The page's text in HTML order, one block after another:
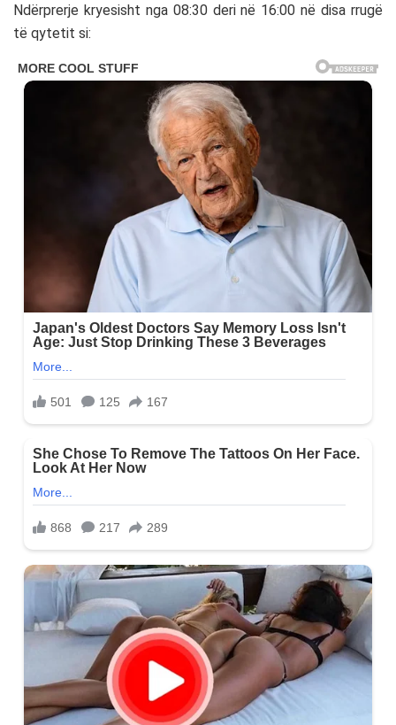
Ndërprerje kryesisht nga 08:30 deri në 16:00 në disa rrugë
të qytetit si: